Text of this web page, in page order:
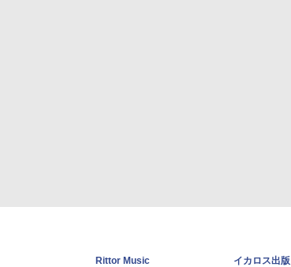
Rittor Music
イカロス出版